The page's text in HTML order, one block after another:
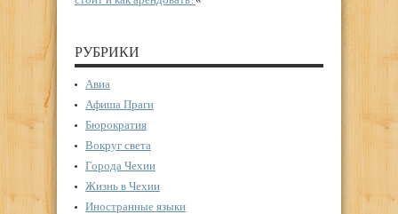
РУБРИКИ
Авиа
Афиша Праги
Бюрократия
Вокруг света
Города Чехии
Жизнь в Чехии
Иностранные языки